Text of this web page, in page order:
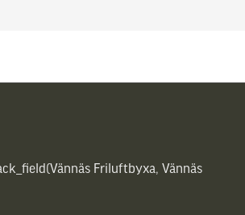
Friluftbyxa, Vännäs